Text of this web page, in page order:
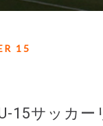
15
15サッカー